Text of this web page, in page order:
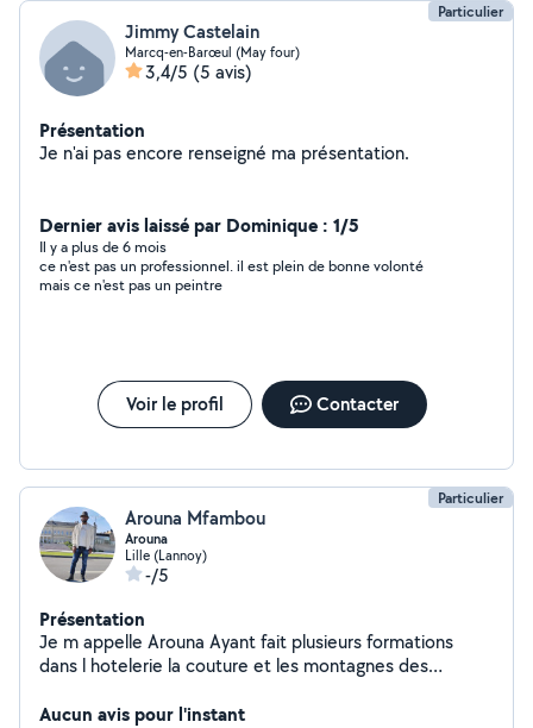
Particulier
Jimmy Castelain
Marcq-en-Barœul (May four)
3,4/5 (5 avis)
Présentation
Je n'ai pas encore renseigné ma présentation.
Dernier avis laissé par Dominique : 1/5
Il y a plus de 6 mois
ce n'est pas un professionnel. il est plein de bonne volonté
mais ce n'est pas un peintre
Voir le profil Contacter
Particulier
Arouna Mfambou
Arouna
Lille (Lannoy)
-/5
Présentation
Je m appelle Arouna Ayant fait plusieurs formations
dans l hotelerie la couture et les montagnes des
des petits travaux chez des particuliers qui auront
Aucun avis pour l'instant